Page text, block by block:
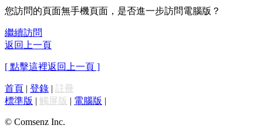
您訪問的頁面無手機頁面，是否進一步訪問電腦版？
繼續訪問
返回上一頁
[ 點擊這裡返回上一頁 ]
首頁 | 登錄 | 註冊
標準版 | 觸屏版 | 電腦版 |
© Comsenz Inc.